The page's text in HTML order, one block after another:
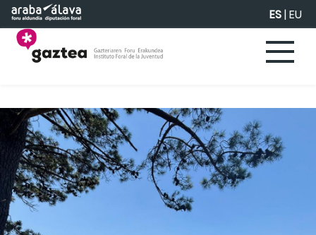
Saltar al contenido principal ES|EU